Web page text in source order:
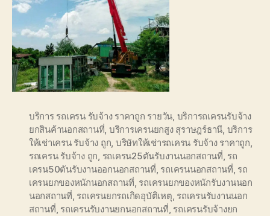
บริการ รถเครน รับจ้าง ราคาถูก รายวัน, บริการถเครนรับจ้าง
ยกสินค้านอกสถานที่, บริการเครนยกสูง สุราษฎร์ธานี, บริการ
ให้เช่าเครน รับจ้าง ถูก, บริษัทให้เช่ารถเครน รับจ้าง ราคาถูก,
รถเครน รับจ้าง ถูก, รถเครน25ตันรับงานนอกสถานที่, รถ
เครน50ตันรับงานออกนอกสถานที่, รถเครนนอกสถานที่, รถ
เครนยกของหนักนอกสถานที่, รถเครนยกของหนักรับงานนอก
นอกสถานที่, รถเครนยกรถเกิดอุบัติเหตุ, รถเครนรับงานนอก
สถานที่, รถเครนรับงานยกนอกสถานที่, รถเครนรับจ้างยก